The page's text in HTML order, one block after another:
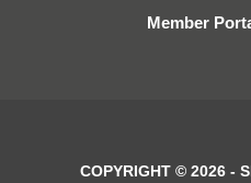
Member
COPYRIGHT © 2026 -